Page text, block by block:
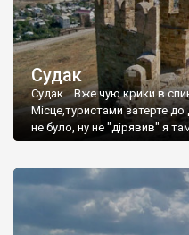
Судак
Судак... Вже чую крики в
Місце,туристами затерте
не було, ну не "дірявив" я